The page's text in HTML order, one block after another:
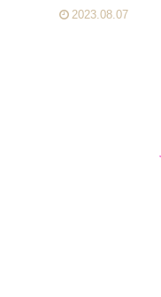
2023.08.07